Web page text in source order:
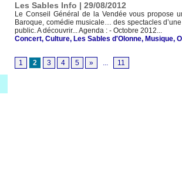
Les Sables Info | 29/08/2012
Le Conseil Général de la Vendée vous propose
Baroque, comédie musicale… des spectacles
public. A découvrir... Agenda : - Octobre 2012...
Concert,Culture, Les Sables d'Olonne, Musique,
1 2 3 4 5 » ... 11